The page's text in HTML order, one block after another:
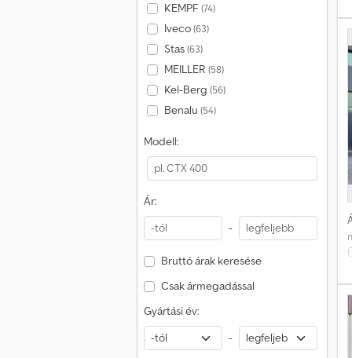
KEMPF (74)
Iveco(63)
Stas(63)
MEILLER (58)
Kel-Berg (56)
Benalu (54)
Modell:
Ár:
-
Bruttó árak keresése
Csak ármegadással
Gyártási év:
-